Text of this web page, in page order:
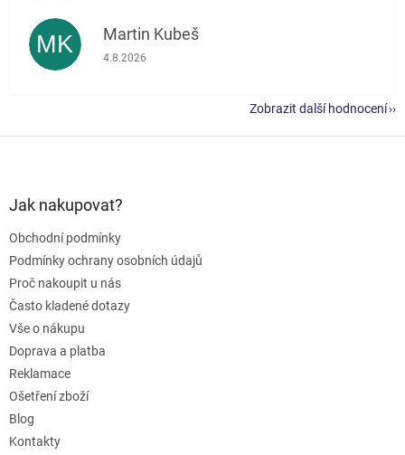
MK Martin Kubeš
Hodnocení obchodu je 5 z 5 hvězdiček.
4.8.2026
Zobrazit další hodnocení
Jak nakupovat?
Obchodní podmínky
Podmínky ochrany osobních údajů
Proč nakoupit u nás
Často kladené dotazy
Vše o nákupu
Doprava a platba
Reklamace
Ošetření zboží
Blog
Kontakty